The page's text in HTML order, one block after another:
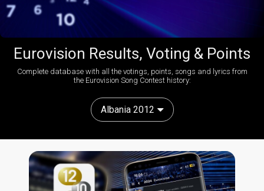
Eurovision Results, Voting & Points
Complete database with all the votings, points, songs and lyrics from
the Eurovision Song Contest history:
Albania 2012